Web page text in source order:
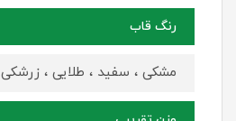
رنگ قاب
مشکی ، سفید ، طلایی ، زرشکی